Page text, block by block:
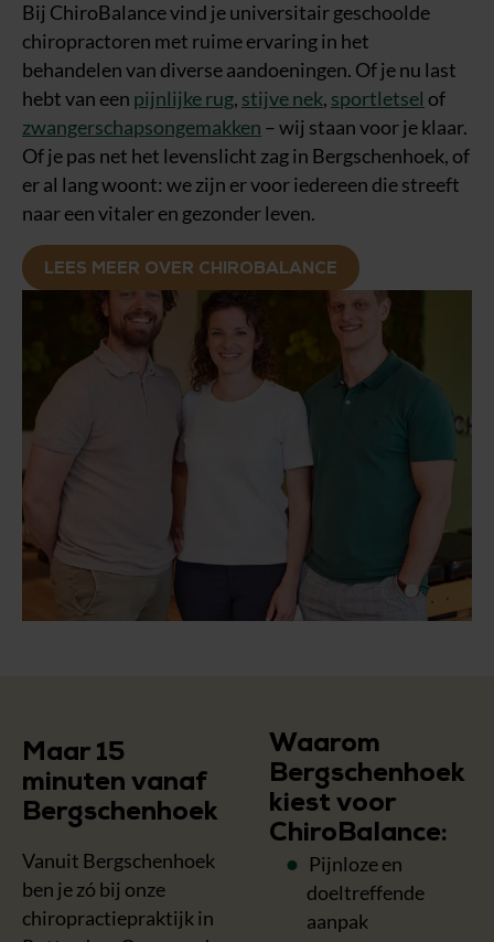
Bij ChiroBalance vind je universitair geschoolde
chiropractoren met ruime ervaring in het
behandelen van diverse aandoeningen. Of je nu last
hebt van een pijnlijke rug, stijve nek, sportletsel of
zwangerschapsongemakken – wij staan voor je klaar.
Of je pas net het levenslicht zag in Bergschenhoek, of
er al lang woont: we zijn er voor iedereen die streeft
naar een vitaler en gezonder leven.
LEES MEER OVER CHIROBALANCE
Maar 15
minuten vanaf
Bergschenhoek
Vanuit Bergschenhoek
ben je zó bij onze
chiropractiepraktijk in
Waarom
Bergschenhoek
kiest voor
ChiroBalance:
Pijnloze en
doeltreffende
aanpak